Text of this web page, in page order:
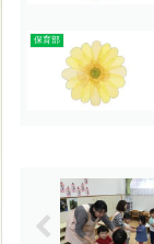
保育部